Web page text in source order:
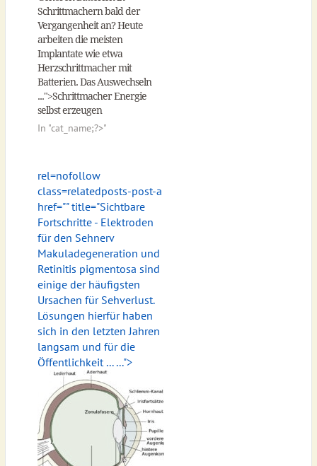
Schrittmachern bald der
Vergangenheit an? Heute
arbeiten die meisten
Implantate wie etwa
Herzschrittmacher mit
Batterien. Das Auswechseln
...">Schrittmacher Energie
selbst erzeugen
In "cat_name;?>"
rel=nofollow
class=relatedposts-post-a
href="" title="Sichtbare
Fortschritte - Elektroden
für den Sehnerv
Makuladegeneration und
Retinitis pigmentosa sind
einige der häufigsten
Ursachen für Sehverlust.
Lösungen hierfür haben
sich in den letzten Jahren
langsam und für die
Öffentlichkeit ... ...">